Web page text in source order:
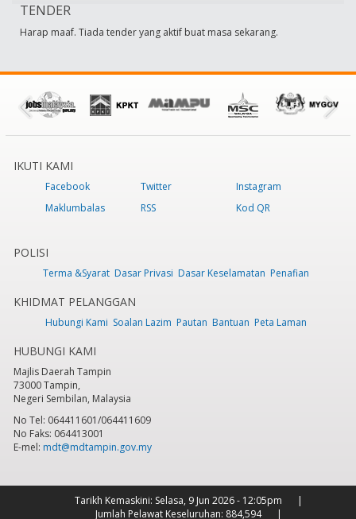
TENDER
Harap maaf. Tiada tender yang aktif buat masa sekarang.
IKUTI KAMI
Facebook Twitter
Instagram
Maklumbalas
RSS Kod QR
POLISI
Terma &Syarat Dasar Privasi Dasar Keselamatan Penafian
KHIDMAT PELANGGAN
Hubungi Kami Soalan Lazim Pautan Bantuan Peta Laman
HUBUNGI KAMI
Majlis Daerah Tampin
73000 Tampin,
Negeri Sembilan, Malaysia
No Tel: 064411601/064411609
No Faks: 064413001
E-mel: mdt@mdtampin.gov.my
Tarikh Kemaskini: Selasa, 9 Jun 2026 - 12:05pm
Jumlah Pelawat Keseluruhan: 884,594